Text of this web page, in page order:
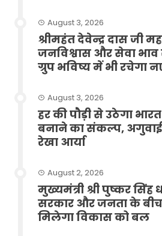
August 3, 2026
श्रीमहंत देवेन्द्र दास जी
जनविश्वास और सेवा
ग्रुप भविष्य में भी रचेगा
August 3, 2026
हर की पौड़ी से उठेगा
बनाने का संकल्प,
रेखा आर्या
August 2, 2026
मुख्यमंत्री श्री पुष्कर सिंह
सरकार और जनता के
मिलेगा विकास को बल